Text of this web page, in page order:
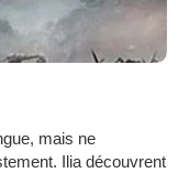
mais ne
Ilia découvrent